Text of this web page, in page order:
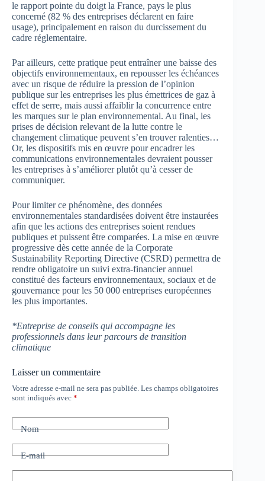
le rapport pointe du doigt la France, pays le plus
concerné (82 % des entreprises déclarent en faire
usage), principalement en raison du durcissement du
cadre réglementaire.
Par ailleurs, cette pratique peut entraîner une baisse des
objectifs environnementaux, en repousser les échéances
avec un risque de réduire la pression de l’opinion
publique sur les entreprises les plus émettrices de gaz à
effet de serre, mais aussi affaiblir la concurrence entre
les marques sur le plan environnemental. Au final, les
prises de décision relevant de la lutte contre le
changement climatique peuvent s’en trouver ralenties…
Or, les dispositifs mis en œuvre pour encadrer les
communications environnementales devraient pousser
les entreprises à s’améliorer plutôt qu’à cesser de
communiquer.
Pour limiter ce phénomène, des données
environnementales standardisées doivent être instaurées
afin que les actions des entreprises soient rendues
publiques et puissent être comparées. La mise en œuvre
progressive dès cette année de la Corporate
Sustainability Reporting Directive (CSRD) permettra de
rendre obligatoire un suivi extra-financier annuel
constitué des facteurs environnementaux, sociaux et de
gouvernance pour les 50 000 entreprises européennes
les plus importantes.
*Entreprise de conseils qui accompagne les
professionnels dans leur parcours de transition
climatique
Laisser un commentaire
Votre adresse e-mail ne sera pas publiée. Les champs obligatoires
sont indiqués avec *
Nom
E-mail